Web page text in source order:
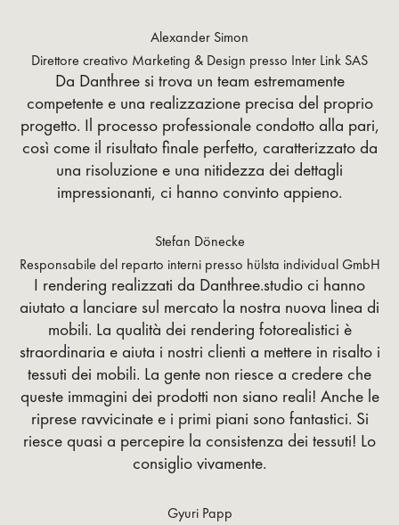
Alexander Simon
Direttore creativo Marketing & Design presso Inter Link SAS
Da Danthree si trova un team estremamente
competente e una realizzazione precisa del proprio
progetto. Il processo professionale condotto alla pari,
così come il risultato finale perfetto, caratterizzato da
una risoluzione e una nitidezza dei dettagli
impressionanti, ci hanno convinto appieno.
Stefan Dönecke
Responsabile del reparto interni presso hülsta individual GmbH
I rendering realizzati da Danthree.studio ci hanno
aiutato a lanciare sul mercato la nostra nuova linea di
mobili. La qualità dei rendering fotorealistici è
straordinaria e aiuta i nostri clienti a mettere in risalto i
tessuti dei mobili. La gente non riesce a credere che
queste immagini dei prodotti non siano reali! Anche le
riprese ravvicinate e i primi piani sono fantastici. Si
riesce quasi a percepire la consistenza dei tessuti! Lo
consiglio vivamente.
Gyuri Papp